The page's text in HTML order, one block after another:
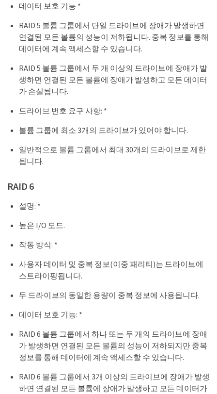
데이터 보호 기능 *
RAID 5 볼륨 그룹에서 단일 드라이브에 장애가 발생하면
연결된 모든 볼륨의 성능이 저하됩니다. 중복 정보를 통해
데이터에 계속 액세스할 수 있습니다.
RAID 5 볼륨 그룹에서 두 개 이상의 드라이브에 장애가 발
생하면 연결된 모든 볼륨에 장애가 발생하고 모든 데이터
가 손실됩니다.
드라이브 번호 요구 사항: *
볼륨 그룹에 최소 3개의 드라이브가 있어야 합니다.
일반적으로 볼륨 그룹에서 최대 30개의 드라이브로 제한
됩니다.
RAID 6
설명: *
높은 I/O 모드.
작동 방식: *
사용자 데이터 및 중복 정보(이중 패리티)는 드라이브에
스트라이핑됩니다.
두 드라이브의 동일한 용량이 중복 정보에 사용됩니다.
데이터 보호 기능: *
RAID 6 볼륨 그룹에서 하나 또는 두 개의 드라이브에 장애
가 발생하면 연결된 모든 볼륨의 성능이 저하되지만 중복
정보를 통해 데이터에 계속 액세스할 수 있습니다.
RAID 6 볼륨 그룹에서 3개 이상의 드라이브에 장애가 발생
하면 연결된 모든 볼륨에 장애가 발생하고 모든 데이터가